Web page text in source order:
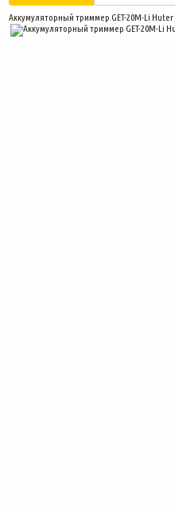
Аккумуляторный триммер GET-20M-Li Huter